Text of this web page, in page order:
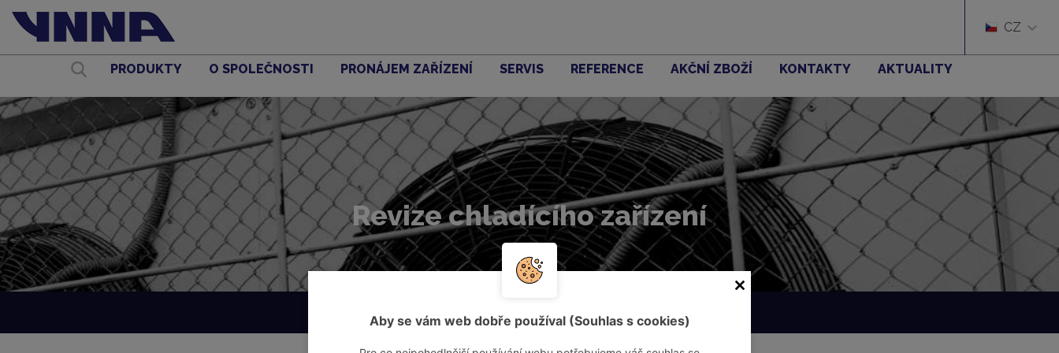
CZ
PRODUKTY O SPOLEČNOSTI PRONÁJEM ZAŘÍZENÍ SERVIS REFERENCE AKČNÍ ZBOŽÍ KONTAKTY AKTUALITY
Revize chladícího zařízení
Aby se vám web dobře používal (Souhlas s cookies)